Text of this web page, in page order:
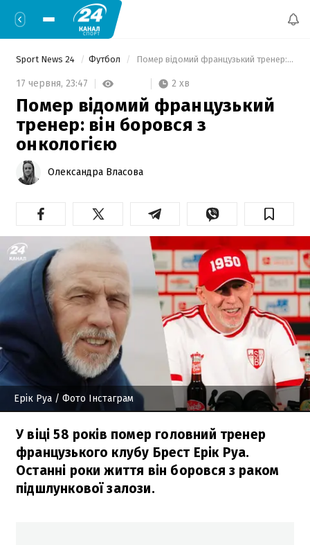
Sport News 24 Футбол Помер відомий французький тренер: він боровся з онкологією
17 червня, 23:47 2 хв
Помер відомий французький
тренер: він боровся з
онкологією
Олександра Власова
Ерік Руа / Фото Інстаграм
У віці 58 років помер головний тренер
французького клубу Брест Ерік Руа.
Останні роки життя він боровся з раком
підшлункової залози.